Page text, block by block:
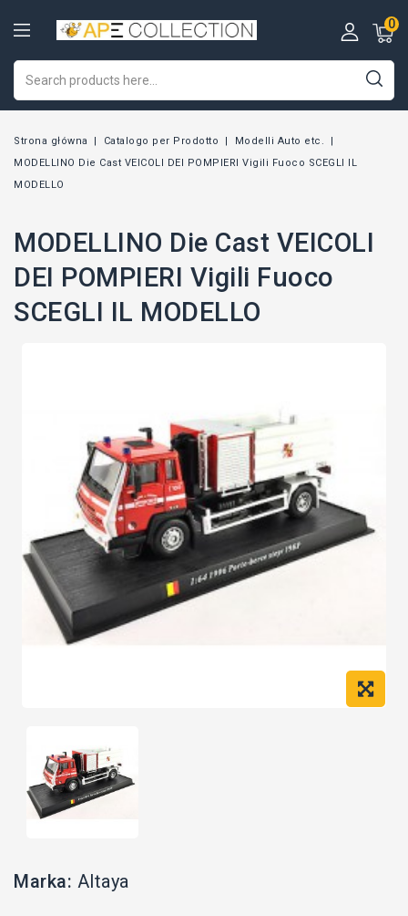
0
Strona główna Catalogo per Prodotto
Modelli Auto etc.
MODELLINO Die Cast VEICOLI DEI POMPIERI Vigili Fuoco SCEGLI IL
MODELLO
MODELLINO Die Cast VEICOLI
DEI POMPIERI Vigili Fuoco
SCEGLI IL MODELLO
Marka: Altaya